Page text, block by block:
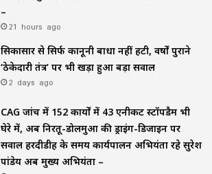
–
21 hours ago
सिकासार से सिर्फ कानूनी बाधा नहीं हटी, वर्षों पुराने
‘ठेकेदारी तंत्र’ पर भी खड़ा हुआ बड़ा सवाल
2 days ago
CAG जांच में 152 कार्यों में 43 एनीकट स्टॉपडैम भी
घेरे में, अब निरतू-डोलमुआ की ड्राइंग-डिजाइन पर
सवाल हरदीडीह के समय कार्यपालन अभियंता रहे सुरेश
पांडेय अब मुख्य अभियंता –